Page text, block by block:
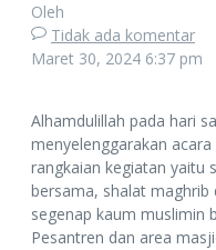
Oleh
Tidak ada komentar
Maret 30, 2024 6:37 pm
Alhamdulillah pada hari
menyelenggarakan
rangkaian kegiatan yaitu
bersama, shalat
segenap kaum muslimin
Pesantren dan area